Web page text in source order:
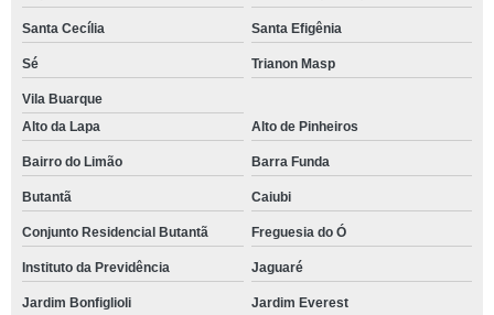
Santa Cecília Santa Efigênia
Sé Trianon Masp
Vila Buarque
Alto da Lapa
Alto de Pinheiros
Bairro do Limão Barra Funda
Butantã Caiubi
Conjunto Residencial Butantã Freguesia do Ó
Instituto da Previdência Jaguaré
Jardim Bonfiglioli Jardim Everest